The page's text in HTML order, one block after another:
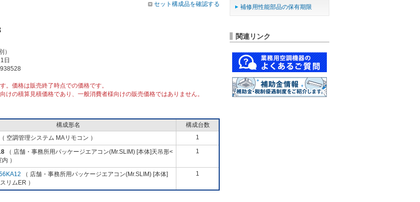
セット構成品を確認する
）
日
。価格は販売終了時点での価格です。
けの積算見積価格であり、一般消費者様向けの販売価格ではありません。
構成形名
構成台数
（ 空調管理システム MAリモコン ） 1
（ 店舗・事務所用パッケージエアコン(Mr.SLIM) [本体]天吊形<
）
1
（ 店舗・事務所用パッケージエアコン(Mr.SLIM) [本体]
リムER ）
1
補修用性能部品の保有期限
関連リンク